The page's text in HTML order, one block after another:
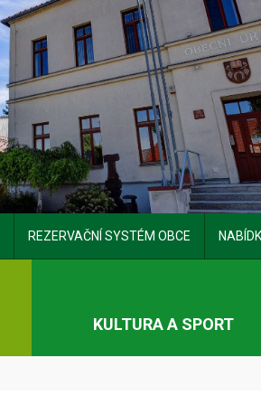
REZERVAČNÍ SYSTÉM OBCE
KULTURA A SPORT